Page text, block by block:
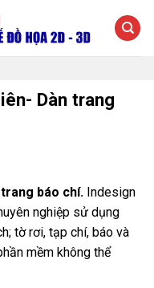
Dàn trang
báo chí. Indesign
nghiệp sử dụng
tờ rơi, tạp chí, báo và
mềm không thể